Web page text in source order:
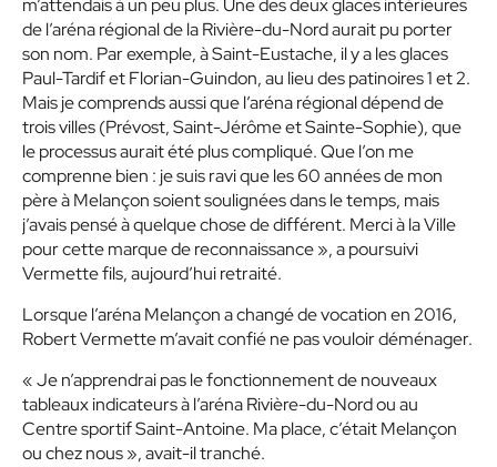
m’attendais à un peu plus. Une des deux glaces intérieures
de l’aréna régional de la Rivière-du-Nord aurait pu porter
son nom. Par exemple, à Saint-Eustache, il y a les glaces
Paul-Tardif et Florian-Guindon, au lieu des patinoires 1 et 2.
Mais je comprends aussi que l’aréna régional dépend de
trois villes (Prévost, Saint-Jérôme et Sainte-Sophie), que
le processus aurait été plus compliqué. Que l’on me
comprenne bien : je suis ravi que les 60 années de mon
père à Melançon soient soulignées dans le temps, mais
j’avais pensé à quelque chose de différent. Merci à la Ville
pour cette marque de reconnaissance », a poursuivi
Vermette fils, aujourd’hui retraité.
Lorsque l’aréna Melançon a changé de vocation en 2016,
Robert Vermette m’avait confié ne pas vouloir déménager.
« Je n’apprendrai pas le fonctionnement de nouveaux
tableaux indicateurs à l’aréna Rivière-du-Nord ou au
Centre sportif Saint-Antoine. Ma place, c’était Melançon
ou chez nous », avait-il tranché.